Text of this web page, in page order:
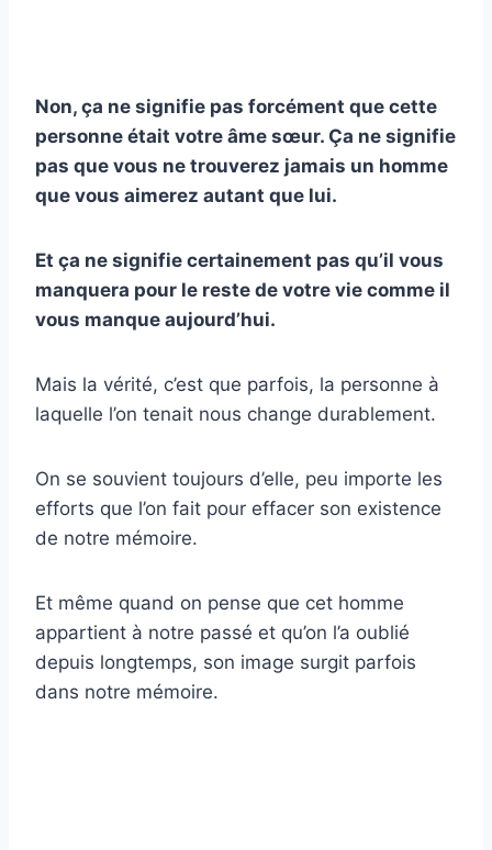
Non, ça ne signifie pas forcément que cette
personne était votre âme sœur. Ça ne signifie
pas que vous ne trouverez jamais un homme
que vous aimerez autant que lui.
Et ça ne signifie certainement pas qu’il vous
manquera pour le reste de votre vie comme il
vous manque aujourd’hui.
Mais la vérité, c’est que parfois, la personne à
laquelle l’on tenait nous change durablement.
On se souvient toujours d’elle, peu importe les
efforts que l’on fait pour effacer son existence
de notre mémoire.
Et même quand on pense que cet homme
appartient à notre passé et qu’on l’a oublié
depuis longtemps, son image surgit parfois
dans notre mémoire.